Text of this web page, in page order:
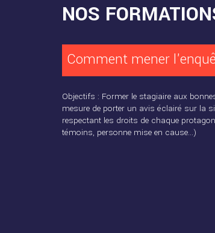
NOS
Comment mener
Objectifs : Former le stagiaire aux
mesure de porter un avis éclairé sur la
respectant les droits de chaque
témoins, personne mise en cause...)